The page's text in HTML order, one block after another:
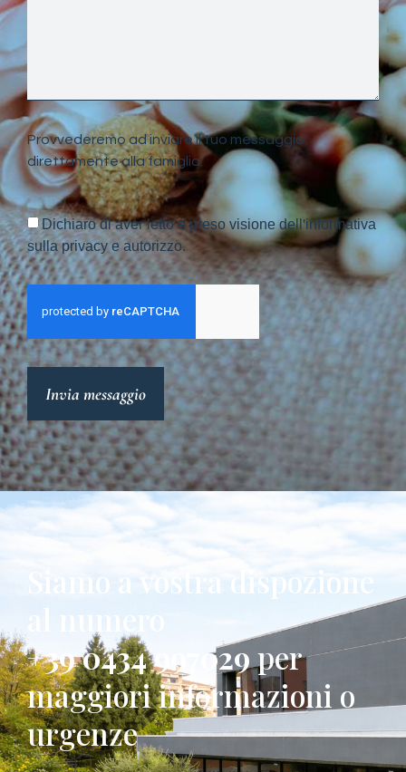
Provvederemo ad inviare il tuo messaggio
direttamente alla famiglia.
Dichiaro di aver letto e preso visione dell'informativa
sulla privacy e autorizzo.
Invia messaggio
Siamo a vostra dispozione
al numero
+39 0434 997029per
maggiori informazioni o
urgenze